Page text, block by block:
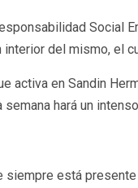
Social
del mismo, el
activa en Sandin
semana hará un
está